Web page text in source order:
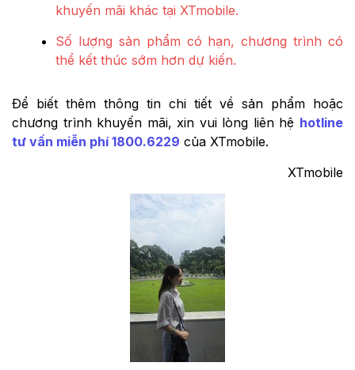
khuyến mãi khác tại XTmobile.
Số lượng sản phẩm có hạn, chương trình có
thể kết thúc sớm hơn dự kiến.
Để biết thêm thông tin chi tiết về sản phẩm hoặc
chương trình khuyến mãi, xin vui lòng liên hệ hotline
tư vấn miễn phí 1800.6229 của XTmobile.
XTmobile